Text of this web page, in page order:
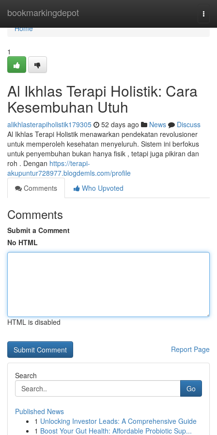
bookmarkingdepot
Home
Home
1
Al Ikhlas Terapi Holistik: Cara
Kesembuhan Utuh
alikhlasterapiholistik179305 52 days ago News
Discuss
Al Ikhlas Terapi Holistik menawarkan pendekatan revolusioner
untuk memperoleh kesehatan menyeluruh. Sistem ini berfokus
untuk penyembuhan bukan hanya fisik , tetapi juga pikiran dan
roh . Dengan https://terapi-
akupuntur728977.blogdemls.com/profile
Comments
Who Upvoted
Comments
Submit a Comment
No HTML
HTML is disabled
Report Page
Search
Go
Published News
1 Unlocking Investor Leads: A Comprehensive Guide
1 Boost Your Gut Health: Affordable Probiotic Sup...